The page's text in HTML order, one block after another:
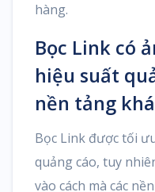
hàng.
Bọc Link có
hiệu suất
nền tảng
Bọc Link được tối
quảng cáo, tuy
vào cách mà các